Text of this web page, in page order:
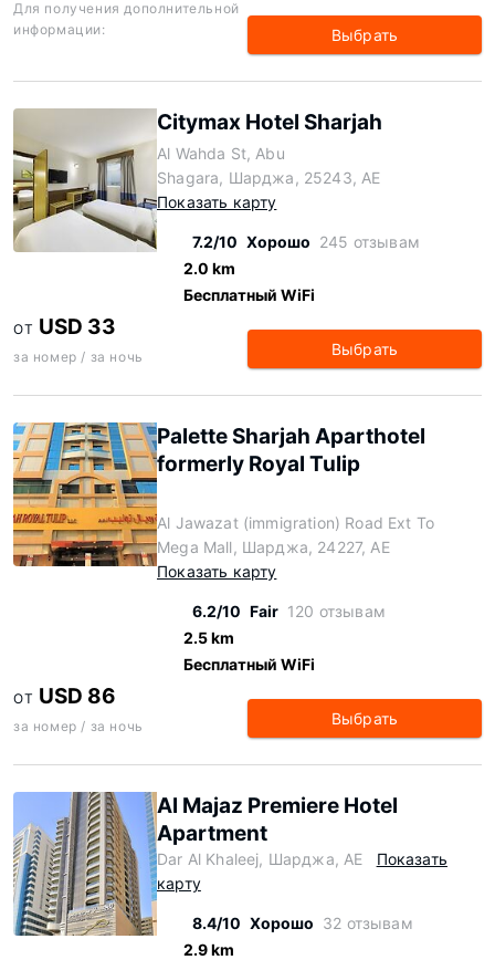
Для получения дополнительной
информации:
Выбрать
Citymax Hotel Sharjah
Al Wahda St, Abu
Shagara, Шарджа, 25243, AE
Показать карту
7.2/10 Хорошо 245 отзывам
2.0 km
Бесплатный WiFi
ОТ USD 33
за номер / за ночь Выбрать
Palette Sharjah Aparthotel
formerly Royal Tulip
Al Jawazat (immigration) Road Ext To
Mega Mall, Шарджа, 24227, AE
Показать карту
6.2/10 Fair 120 отзывам
2.5 km
Бесплатный WiFi
ОТ USD 86
за номер / за ночь Выбрать
Al Majaz Premiere Hotel
Apartment
Dar Al Khaleej, Шарджа, AE
Показать
карту
8.4/10 Хорошо 32 отзывам
2.9 km